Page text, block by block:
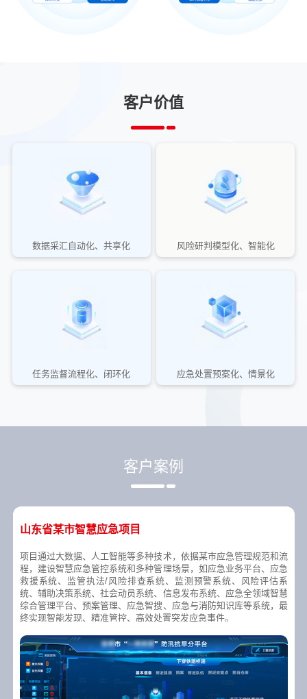
客户价值
数据采汇自动化、共享化 风险研判模型化、智能化
任务监督流程化、闭环化 应急处置预案化、情景化
客户案例
山东省某市智慧应急项目
项目通过大数据、人工智能等多种技术，依据某市应急管理规范和流
程，建设智慧应急管控系统和多种管理场景，如应急业务平台、应急
救援系统、监管执法/风险排查系统、监测预警系统、风险评估系
统、辅助决策系统、社会动员系统、信息发布系统、应急全领域智慧
综合管理平台、预案管理、应急智搜、应急与消防知识库等系统，最
终实现智能发现、精准管控、高效处置突发应急事件。